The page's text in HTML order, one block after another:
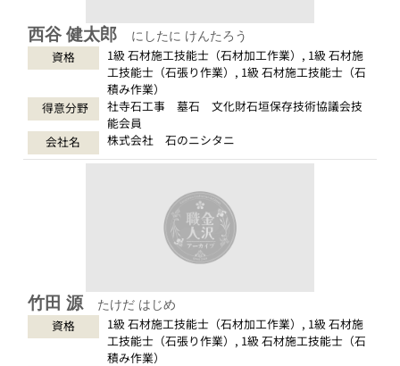
西谷 健太郎 にしたに けんたろう
資格
1級 石材施工技能士（石材加工作業）, 1級 石材施
工技能士（石張り作業）, 1級 石材施工技能士（石
積み作業）
得意分野
社寺石工事 墓石 文化財石垣保存技術協議会技
能会員
会社名
株式会社 石のニシタニ
竹田 源 たけだ はじめ
資格
1級 石材施工技能士（石材加工作業）, 1級 石材施
工技能士（石張り作業）, 1級 石材施工技能士（石
積み作業）